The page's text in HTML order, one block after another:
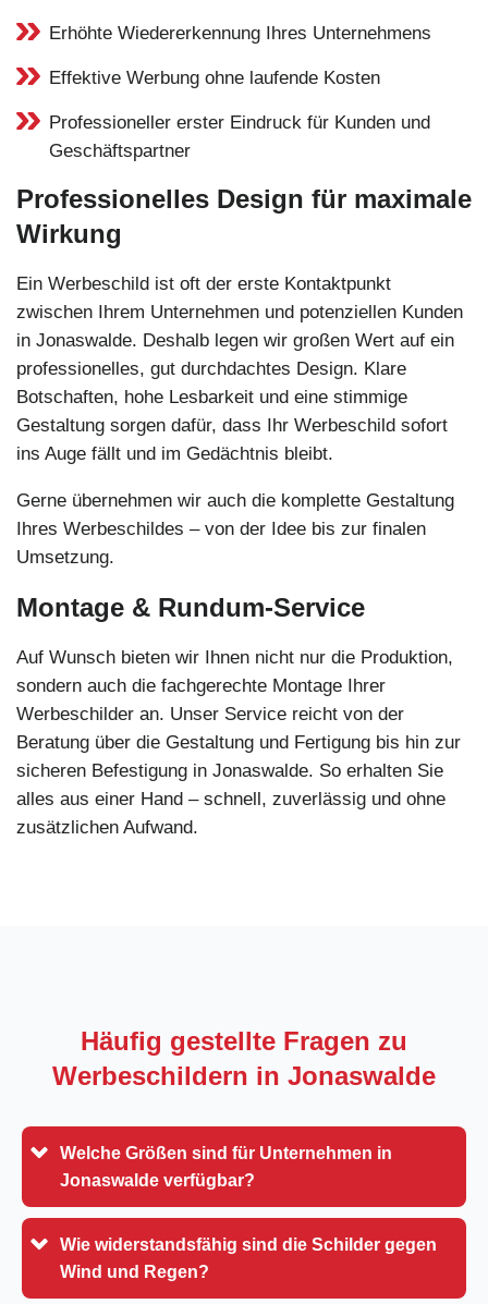
Erhöhte Wiedererkennung Ihres Unternehmens
Effektive Werbung ohne laufende Kosten
Professioneller erster Eindruck für Kunden und
Geschäftspartner
Professionelles Design für maximale
Wirkung
Ein Werbeschild ist oft der erste Kontaktpunkt
zwischen Ihrem Unternehmen und potenziellen Kunden
in Jonaswalde. Deshalb legen wir großen Wert auf ein
professionelles, gut durchdachtes Design. Klare
Botschaften, hohe Lesbarkeit und eine stimmige
Gestaltung sorgen dafür, dass Ihr Werbeschild sofort
ins Auge fällt und im Gedächtnis bleibt.
Gerne übernehmen wir auch die komplette Gestaltung
Ihres Werbeschildes – von der Idee bis zur finalen
Umsetzung.
Montage & Rundum-Service
Auf Wunsch bieten wir Ihnen nicht nur die Produktion,
sondern auch die fachgerechte Montage Ihrer
Werbeschilder an. Unser Service reicht von der
Beratung über die Gestaltung und Fertigung bis hin zur
sicheren Befestigung in Jonaswalde. So erhalten Sie
alles aus einer Hand – schnell, zuverlässig und ohne
zusätzlichen Aufwand.
Häufig gestellte Fragen zu
Werbeschildern in Jonaswalde
Welche Größen sind für Unternehmen in
Jonaswalde verfügbar?
Wie widerstandsfähig sind die Schilder gegen
Wind und Regen?